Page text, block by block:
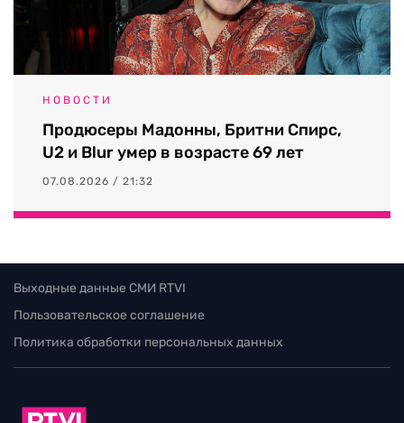
НОВОСТИ
Продюсеры Мадонны, Бритни Спирс,
U2 и Blur умер в возрасте 69 лет
07.08.2026 / 21:32
Выходные данные СМИ RTVI
Пользовательское соглашение
Политика обработки персональных данных